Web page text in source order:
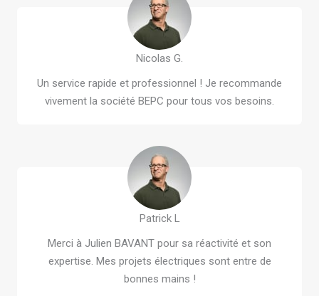
Nicolas G.
Un service rapide et professionnel ! Je recommande
vivement la société BEPC pour tous vos besoins.
Patrick L
Merci à Julien BAVANT pour sa réactivité et son
expertise. Mes projets électriques sont entre de
bonnes mains !